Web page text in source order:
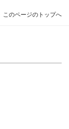
このページのトップへ